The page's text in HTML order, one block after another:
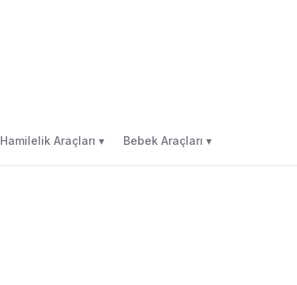
Hamilelik Araçları ▾ Bebek Araçları ▾